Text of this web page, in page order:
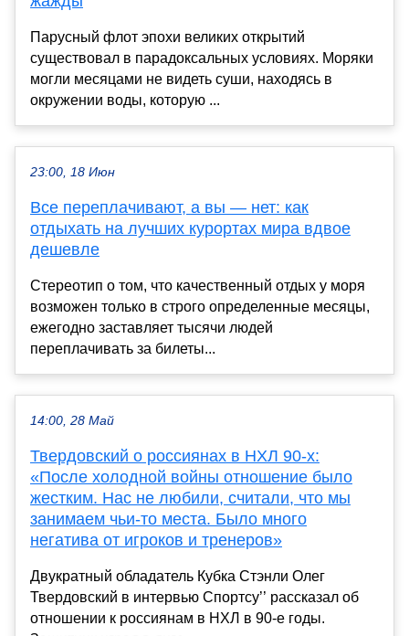
Парусный флот эпохи великих открытий
существовал в парадоксальных условиях. Моряки
могли месяцами не видеть суши, находясь в
окружении воды, которую ...
23:00, 18 Июн
Все переплачивают, а вы — нет: как
отдыхать на лучших курортах мира вдвое
дешевле
Стереотип о том, что качественный отдых у моря
возможен только в строго определенные месяцы,
ежегодно заставляет тысячи людей
переплачивать за билеты...
14:00, 28 Май
Твердовский о россиянах в НХЛ 90-х:
«После холодной войны отношение было
жестким. Нас не любили, считали, что мы
занимаем чьи-то места. Было много
негатива от игроков и тренеров»
Двукратный обладатель Кубка Стэнли Олег
Твердовский в интервью Спортсу’’ рассказал об
отношении к россиянам в НХЛ в 90-е годы.